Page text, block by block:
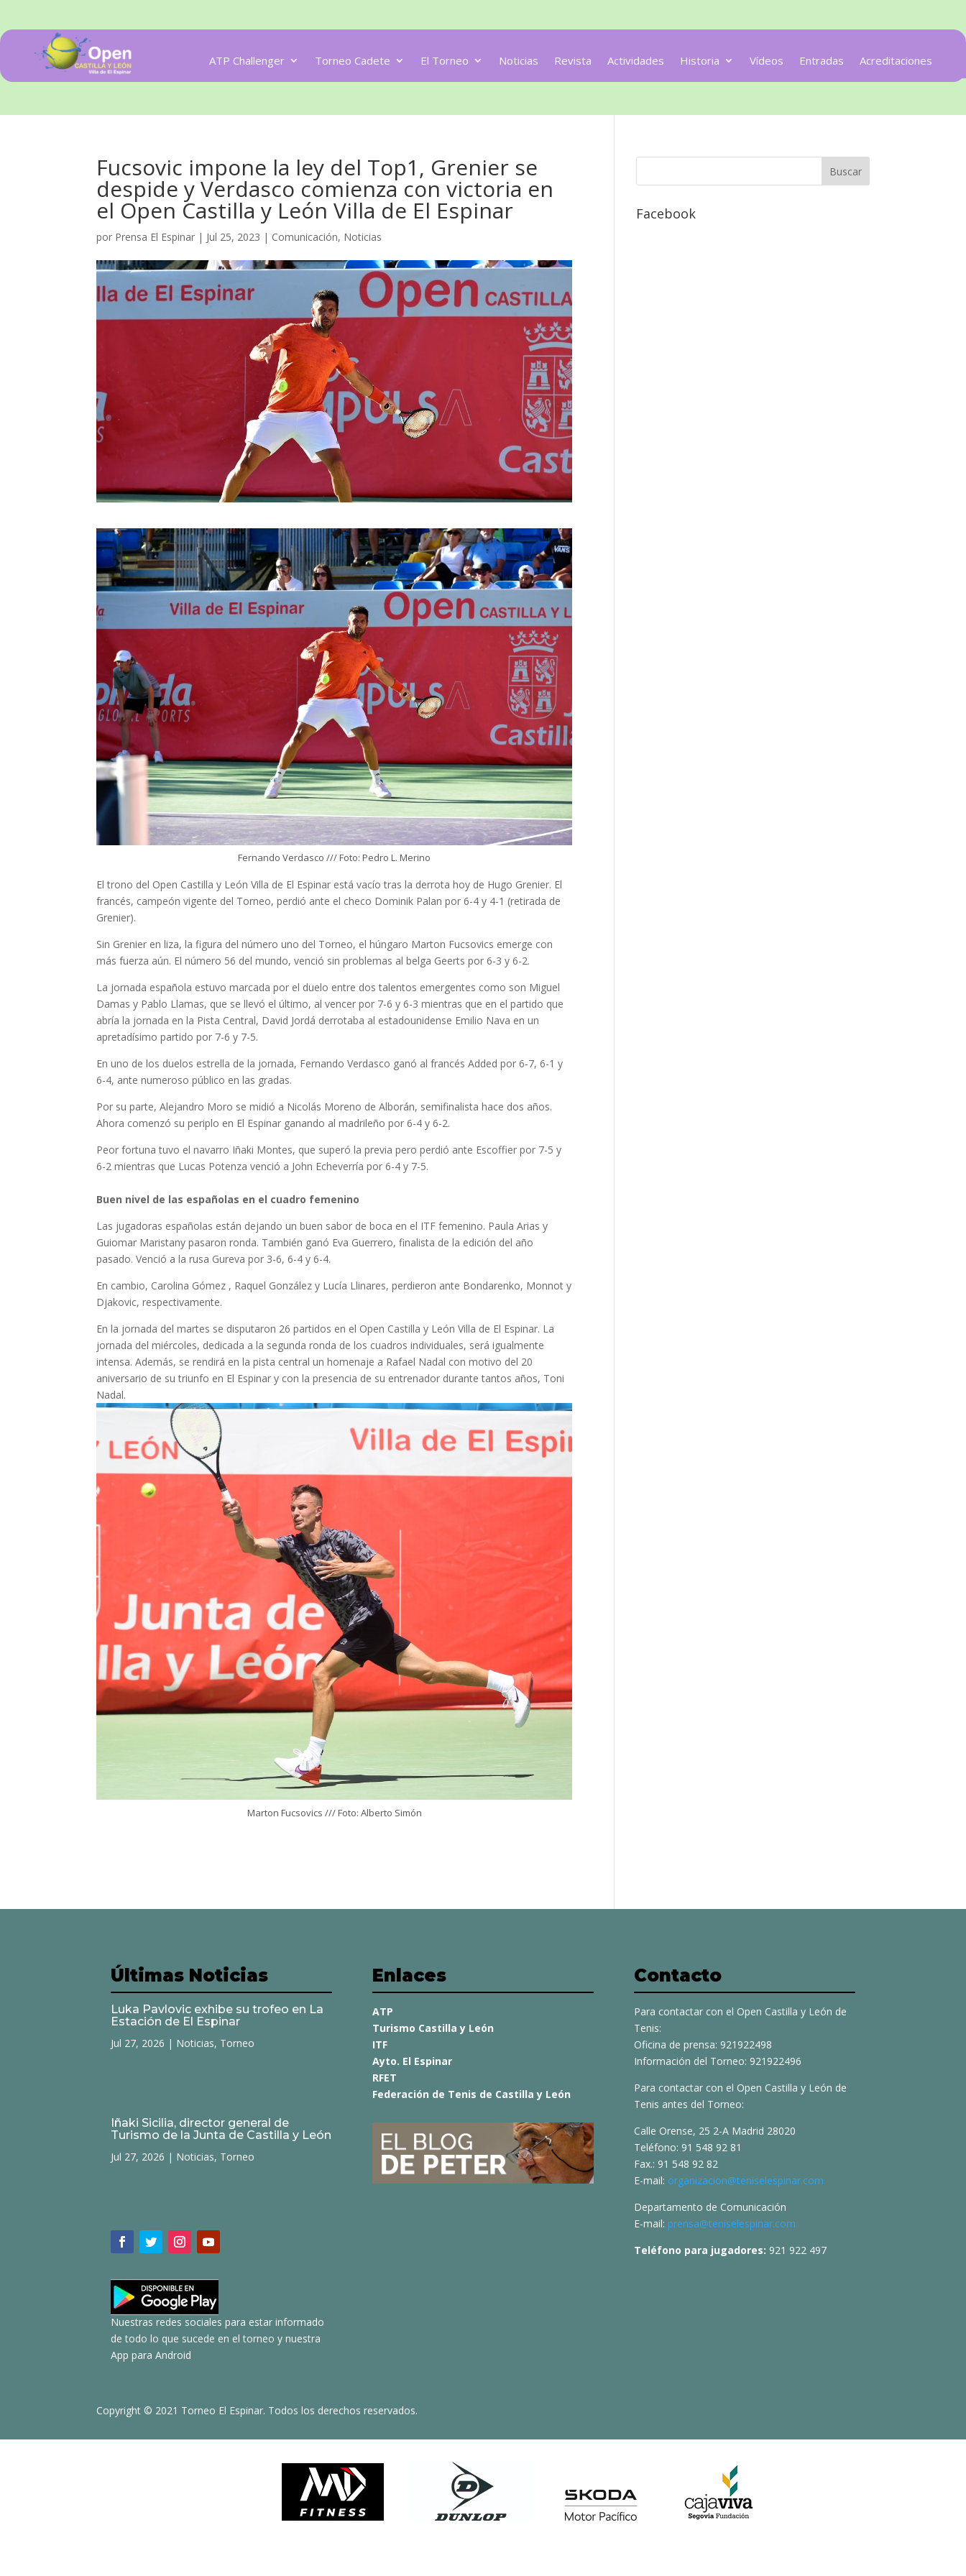
ATP Challenger Torneo Cadete El Torneo Noticias Revista Actividades Historia Vídeos Entradas Acreditaciones
Fucsovic impone la ley del Top1, Grenier se
despide y Verdasco comienza con victoria en
el Open Castilla y León Villa de El Espinar
por Prensa El Espinar | Jul 25, 2023 | Comunicación, Noticias
Fernando Verdasco /// Foto: Pedro L. Merino
El trono del Open Castilla y León Villa de El Espinar está vacío tras la derrota hoy de Hugo Grenier. El
francés, campeón vigente del Torneo, perdió ante el checo Dominik Palan por 6-4 y 4-1 (retirada de
Grenier).
Sin Grenier en liza, la figura del número uno del Torneo, el húngaro Marton Fucsovics emerge con
más fuerza aún. El número 56 del mundo, venció sin problemas al belga Geerts por 6-3 y 6-2.
La jornada española estuvo marcada por el duelo entre dos talentos emergentes como son Miguel
Damas y Pablo Llamas, que se llevó el último, al vencer por 7-6 y 6-3 mientras que en el partido que
abría la jornada en la Pista Central, David Jordá derrotaba al estadounidense Emilio Nava en un
apretadísimo partido por 7-6 y 7-5.
En uno de los duelos estrella de la jornada, Fernando Verdasco ganó al francés Added por 6-7, 6-1 y
6-4, ante numeroso público en las gradas.
Por su parte, Alejandro Moro se midió a Nicolás Moreno de Alborán, semifinalista hace dos años.
Ahora comenzó su periplo en El Espinar ganando al madrileño por 6-4 y 6-2.
Peor fortuna tuvo el navarro Iñaki Montes, que superó la previa pero perdió ante Escoffier por 7-5 y
6-2 mientras que Lucas Potenza venció a John Echeverría por 6-4 y 7-5.
Buen nivel de las españolas en el cuadro femenino
Las jugadoras españolas están dejando un buen sabor de boca en el ITF femenino. Paula Arias y
Guiomar Maristany pasaron ronda. También ganó Eva Guerrero, finalista de la edición del año
pasado. Venció a la rusa Gureva por 3-6, 6-4 y 6-4.
En cambio, Carolina Gómez , Raquel González y Lucía Llinares, perdieron ante Bondarenko, Monnot y
Djakovic, respectivamente.
En la jornada del martes se disputaron 26 partidos en el Open Castilla y León Villa de El Espinar. La
jornada del miércoles, dedicada a la segunda ronda de los cuadros individuales, será igualmente
intensa. Además, se rendirá en la pista central un homenaje a Rafael Nadal con motivo del 20
aniversario de su triunfo en El Espinar y con la presencia de su entrenador durante tantos años, Toni
Nadal.
Marton Fucsovics /// Foto: Alberto Simón
Facebook
Últimas Noticias
Luka Pavlovic exhibe su trofeo en La
Estación de El Espinar
Jul 27, 2026 | Noticias, Torneo
Iñaki Sicilia, director general de
Turismo de la Junta de Castilla y León
Jul 27, 2026 | Noticias, Torneo
Nuestras redes sociales para estar informado
de todo lo que sucede en el torneo y nuestra
App para Android
Enlaces
ATP
Turismo Castilla y León
ITF
Ayto. El Espinar
RFET
Federación de Tenis de Castilla y León
Contacto
Para contactar con el Open Castilla y León de
Tenis:
Oficina de prensa: 921922498
Información del Torneo: 921922496
Para contactar con el Open Castilla y León de
Tenis antes del Torneo:
Calle Orense, 25 2-A Madrid 28020
Teléfono: 91 548 92 81
Fax.: 91 548 92 82
E-mail: organizacion@teniselespinar.com
Departamento de Comunicación
E-mail: prensa@teniselespinar.com
Teléfono para jugadores: 921 922 497
Copyright © 2021 Torneo El Espinar. Todos los derechos reservados.